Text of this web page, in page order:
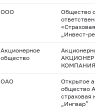
ООО
Общество
„Инвест-
Акционерное
общество
КОМПАНИЯ
ОАО
Открытое
общество
страховая
„Ингвар“